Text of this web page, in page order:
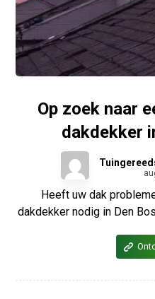
Op zoek naar
dakdekker
Heeft uw dak
dakdekker nodig in Den